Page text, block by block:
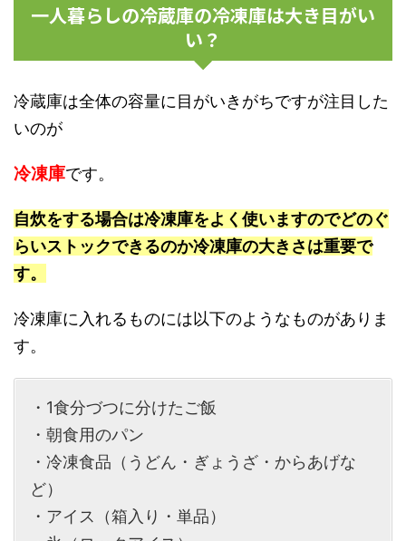
一人暮らしの冷蔵庫の冷凍庫は大き目がい
い？
冷蔵庫は全体の容量に目がいきがちですが注目した
いのが
冷凍庫です。
自炊をする場合は冷凍庫をよく使いますのでどのぐ
らいストックできるのか冷凍庫の大きさは重要で
す。
冷凍庫に入れるものには以下のようなものがありま
す。
・1食分づつに分けたご飯
・朝食用のパン
・冷凍食品（うどん・ぎょうざ・からあげな
ど）
・アイス（箱入り・単品）